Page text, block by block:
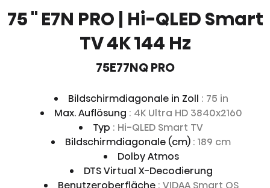
75 '' E7N PRO | Hi-QLED Smart
TV 4K 144 Hz
75E77NQ PRO
Bildschirmdiagonale in Zoll : 75 in
Max. Auflösung : 4K Ultra HD 3840x2160
Typ : Hi-QLED Smart TV
Bildschirmdiagonale (cm) : 189 cm
Dolby Atmos
DTS Virtual X-Decodierung